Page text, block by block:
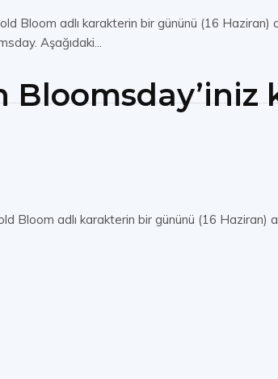
Bloom adlı karakterin bir gününü (16 Haziran)
Aşağıdaki...
Bloomsday’iniz
Bloom adlı karakterin bir gününü (16 Haziran)